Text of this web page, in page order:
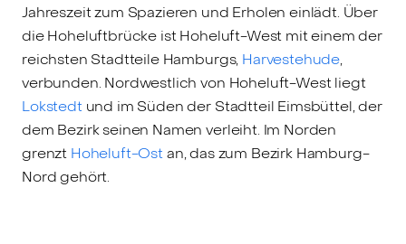
Jahreszeit zum Spazieren und Erholen einlädt. Über
die Hoheluftbrücke ist Hoheluft-West mit einem der
reichsten Stadtteile Hamburgs, Harvestehude,
verbunden. Nordwestlich von Hoheluft-West liegt
Lokstedtund im Süden der Stadtteil Eimsbüttel, der
dem Bezirk seinen Namen verleiht. Im Norden
grenzt Hoheluft-Ostan, das zum Bezirk Hamburg-
Nord gehört.